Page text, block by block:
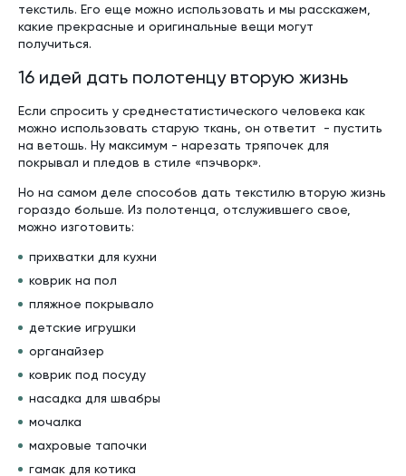
текстиль. Его еще можно использовать и мы расскажем,
какие прекрасные и оригинальные вещи могут
получиться.
16 идей дать полотенцу вторую жизнь
Если спросить у среднестатистического человека как
можно использовать старую ткань, он ответит - пустить
на ветошь. Ну максимум - нарезать тряпочек для
покрывал и пледов в стиле «пэчворк».
Но на самом деле способов дать текстилю вторую жизнь
гораздо больше. Из полотенца, отслужившего свое,
можно изготовить:
прихватки для кухни
коврик на пол
пляжное покрывало
детские игрушки
органайзер
коврик под посуду
насадка для швабры
мочалка
махровые тапочки
гамак для котика